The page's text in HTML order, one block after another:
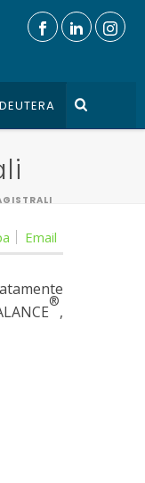
DEUTERA
Email
®
,